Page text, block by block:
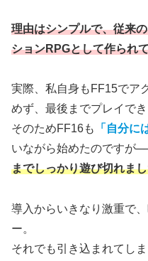
理由はシンプルで、従来
ションRPGとして作られ
実際、私自身もFF15でア
めず、最後までプレイでき
そのためFF16も
「自分に
いながら始めたのですが
までしっかり遊び切れま
導入からいきなり激重で
ー。
それでも引き込まれてし